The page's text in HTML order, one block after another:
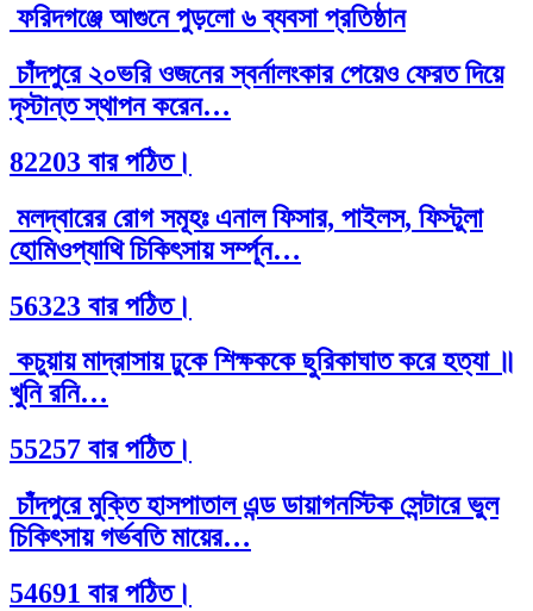
ফরিদগঞ্জে আগুনে পুড়লো ৬ ব্যবসা প্রতিষ্ঠান
চাঁদপুরে ২০ভরি ওজনের স্বর্নালংকার পেয়েও ফেরত দিয়ে
দৃস্টান্ত স্থাপন করেন…
82203 বার পঠিত।
মলদ্বারের রোগ সমূহঃ এনাল ফিসার, পাইলস, ফিস্টুলা
হোমিওপ্যাথি চিকিৎসায় সর্ম্পূন…
56323 বার পঠিত।
কচুয়ায় মাদ্রাসায় ঢুকে শিক্ষককে ছুরিকাঘাত করে হত্যা ॥
খুনি রনি…
55257 বার পঠিত।
চাঁদপুরে মুক্তি হাসপাতাল এন্ড ডায়াগনস্টিক সেন্টারে ভুল
চিকিৎসায় গর্ভবতি মায়ের…
54691 বার পঠিত।